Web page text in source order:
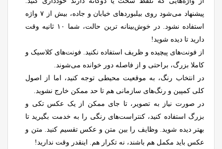
پیشنهاد می‌شود روی بیلبوردهای خیابان و جاده، بیش از ۷ واژه
استفاده نشود. در خوش‌بینانه ترین حالت، شما ۱۰ ثانیه وقت
دارید تا دیده شوید!
از فونت‌های پیچیده و ظریف استفاده نکنید. فونت‌های کلاسیک و
کاملا بزرگ، براحتی و از فاصله دور خوانده می‌شوند.
در انتخاب رنگ، به موقعیت محیطی توجه کنید، اما از اصول
کلی کمپین و رنگ‌های سازمانی هم تا حد ممکن خارج نشوید.
در صورت نیاز به تصویر، تا جای ممکن از یک عکس تکی و
بزرگ استفاده کنید، کنتراست‌های رنگی را به خدمت بگیرید تا
بهتر دیده شوید. وظایف را بین متن و عکس تقسیم کنید. متن و
عکس باید مکمل هم باشند، نه تکرار هم. اینقدر وقت ندارید!